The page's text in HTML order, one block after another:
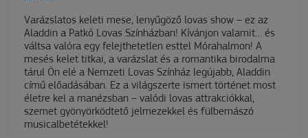
Varázslatos keleti mese, lenyűgöző lovas show – ez az
Aladdin a Patkó Lovas Színházban! Kívánjon valamit… és
váltsa valóra egy felejthetetlen esttel Mórahalmon! A
mesés kelet titkai, a varázslat és a romantika birodalma
tárul Ön elé a Nemzeti Lovas Színház legújabb, Aladdin
című előadásában. Ez a világszerte ismert történet most
életre kel a manézsban – valódi lovas attrakciókkal,
szemet gyönyörködtető jelmezekkel és fülbemászó
musicalbetétekkel!